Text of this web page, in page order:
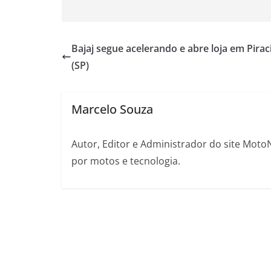
Bajaj segue acelerando e abre loja em
(SP)
Marcelo Souza
Autor, Editor e Administrador do site
por motos e tecnologia.